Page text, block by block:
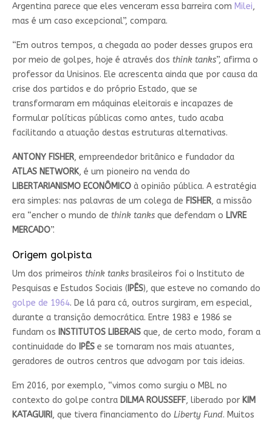
Argentina parece que eles venceram essa barreira com Milei,
mas é um caso excepcional”, compara.
“Em outros tempos, a chegada ao poder desses grupos era
por meio de golpes, hoje é através dos think tanks”, afirma o
professor da Unisinos. Ele acrescenta ainda que por causa da
crise dos partidos e do próprio Estado, que se
transformaram em máquinas eleitorais e incapazes de
formular políticas públicas como antes, tudo acaba
facilitando a atuação destas estruturas alternativas.
ANTONY FISHER, empreendedor britânico e fundador da
ATLAS NETWORK, é um pioneiro na venda do
LIBERTARIANISMO ECONÔMICOà opinião pública. A estratégia
era simples: nas palavras de um colega de FISHER, a missão
era “encher o mundo de think tanksque defendam o LIVRE
MERCADO”.
Origem golpista
Um dos primeiros think tanksbrasileiros foi o Instituto de
Pesquisas e Estudos Sociais ( IPÊS), que esteve no comando do
golpe de 1964. De lá para cá, outros surgiram, em especial,
durante a transição democrática. Entre 1983 e 1986 se
fundam os INSTITUTOS LIBERAISque, de certo modo, foram a
continuidade do IPÊSe se tornaram nos mais atuantes,
geradores de outros centros que advogam por tais ideias.
Em 2016, por exemplo, “vimos como surgiu o MBL no
contexto do golpe contra DILMA ROUSSEFF, liberado por KIM
KATAGUIRI , que tivera financiamento do Liberty Fund. Muitos